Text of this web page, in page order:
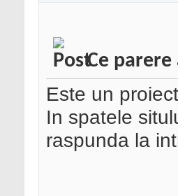
Ce
Este un
In spatele
raspunda la